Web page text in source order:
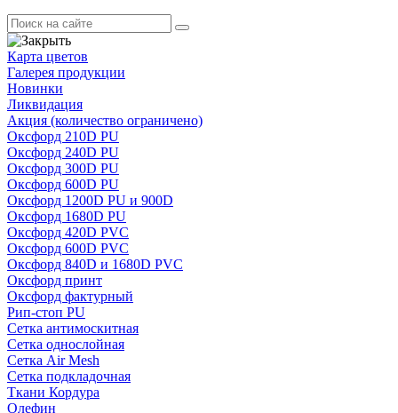
Карта цветов
Галерея продукции
Новинки
Ликвидация
Акция (количество ограничено)
Оксфорд 210D PU
Оксфорд 240D PU
Оксфорд 300D PU
Оксфорд 600D PU
Оксфорд 1200D PU и 900D
Оксфорд 1680D PU
Оксфорд 420D PVC
Оксфорд 600D PVC
Оксфорд 840D и 1680D PVC
Оксфорд принт
Оксфорд фактурный
Рип-стоп PU
Сетка антимоскитная
Сетка однослойная
Сетка Air Mesh
Сетка подкладочная
Ткани Кордура
Олефин